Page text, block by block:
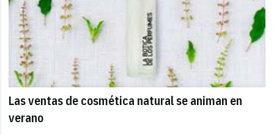
Las ventas de cosmética natural se animan en
verano